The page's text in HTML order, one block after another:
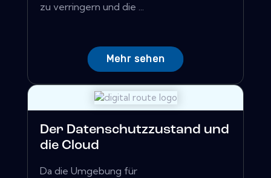
zu verringern und die ...
Mehr sehen
Der Datenschutzzustand und
die Cloud
Da die Umgebung für